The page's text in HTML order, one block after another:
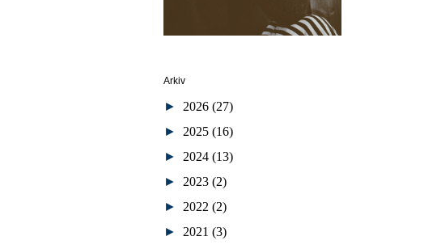
Arkiv
► 2026 (27)
► 2025 (16)
► 2024 (13)
► 2023 (2)
► 2022 (2)
► 2021 (3)